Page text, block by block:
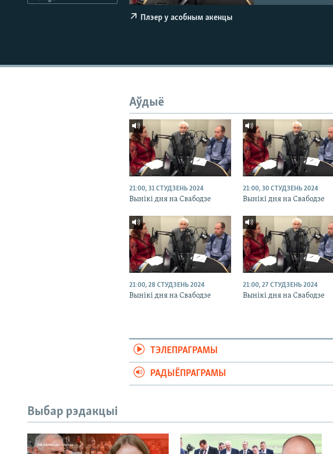
Плэер у асобным акенцы
Аўдыё
21:00, 31 СТУДЗЕНЬ 2024
Вынікі дня на Свабодзе
21:00, 30 СТУДЗЕНЬ 2024
Вынікі дня на Свабодзе
21:00, 28 СТУДЗЕНЬ 2024
Вынікі дня на Свабодзе
21:00, 27 СТУДЗЕНЬ 2024
Вынікі дня на Свабодзе
ТЭЛЕПРАГРАМЫ
РАДЫЁПРАГРАМЫ
Выбар рэдакцыі